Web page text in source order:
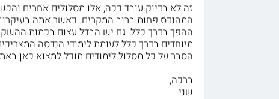
זה לא בדיוק עובד ככה, אלו מסלולים אחרים
המהנדס פחות ברוב המקרים. כאשר אתה
ההפך בדרך כלל. גם יש הבדל עצום בכמות
מיוחדים בדרך כלל לעומת לימודי הנדסה המצריכים
הסבר על כל מסלול לימודים תוכל למצוא כאן
ברכה,
שני